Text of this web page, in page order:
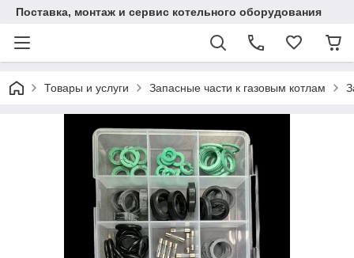
Поставка, монтаж и сервис котельного оборудования
Товары и услуги Запасные части к газовым котлам